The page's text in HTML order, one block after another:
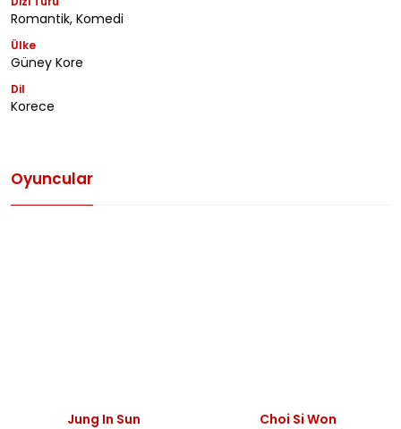
Romantik, Komedi
Ülke
Güney Kore
Dil
Korece
Oyuncular
Jung In Sun Choi Si Won